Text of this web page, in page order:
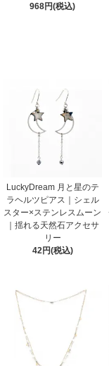
968円(税込)
LuckyDream 月と星のテ
ラヘルツピアス｜シェル
スター×ステンレスムーン
｜揺れる天然石アクセサ
リー
42円(税込)